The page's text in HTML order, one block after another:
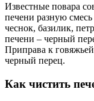
Известные повара
печени разную
чеснок, базилик,
печени – черный
Приправа к
черный перец.
Как чистить